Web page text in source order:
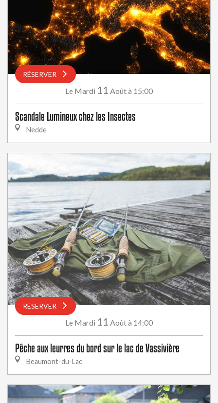
RÉSERVER
Le Mardi 11 Aoûtà 15:00
Scandale Lumineux chez les Insectes
Nedde
RÉSERVER
Le Mardi 11 Aoûtà 14:00
Pêche aux leurres du bord sur le lac de Vassivière
Beaumont-du-Lac